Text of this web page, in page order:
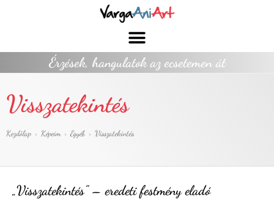
Érzések, hangulatok az ecsetemen át
Visszatekintés
Kezdőlap > Képeim > Egyéb > Visszatekintés
„Visszatekintés” – eredeti festmény eladó